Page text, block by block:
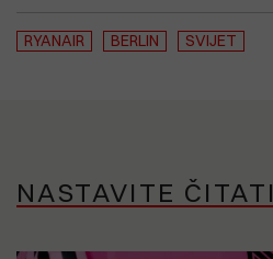
RYANAIR BERLIN SVIJET
NASTAVITE ČITATI